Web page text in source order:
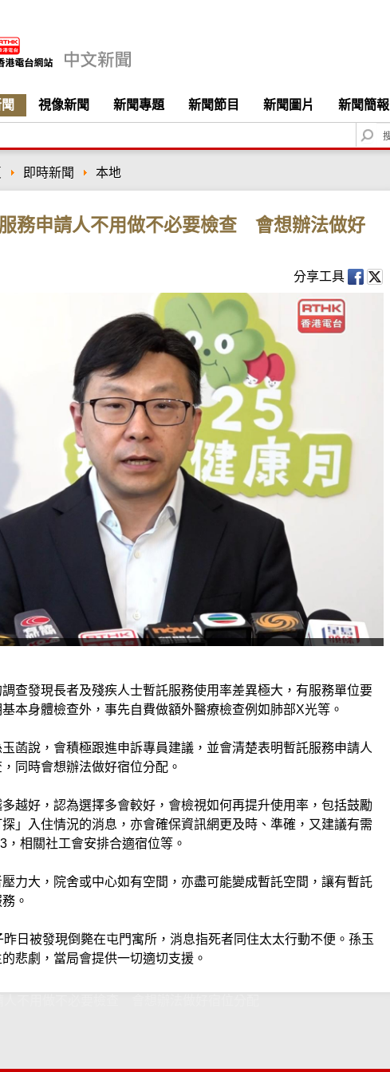
視像新聞 新聞專題 新聞節目 新聞圖片 新聞簡報
S
e
c
即時新聞 本地
務申請人不用做不必要檢查 會想辦法做好
分享工具
查發現長者及殘疾人士暫託服務使用率差異極大，有服務單位要
本身體檢查外，事先自費做額外醫療檢查例如肺部X光等。
菡說，會積極跟進申訴專員建議，並會清楚表明暫託服務申請人
同時會想辦法做好宿位分配。
越好，認為選擇多會較好，會檢視如何再提升使用率，包括鼓勵
」入住情況的消息，亦會確保資訊網更及時、準確，又建議有需
，相關社工會安排合適宿位等。
力大，院舍或中心如有空間，亦盡可能變成暫託空間，讓有暫託
。
日被發現倒斃在屯門寓所，消息指死者同住太太行動不便。孫玉
悲劇，當局會提供一切適切支援。